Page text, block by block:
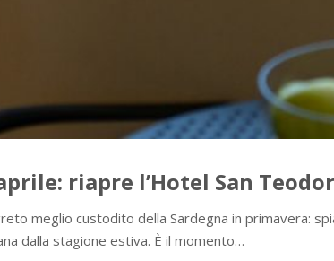
riapre l’Hotel San
meglio custodito della Sardegna in primavera:
dalla stagione estiva. È il momento…